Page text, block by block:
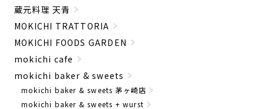
蔵元料理 天青
MOKICHI TRATTORIA
MOKICHI FOODS GARDEN
mokichi cafe
mokichi baker & sweets
mokichi baker & sweets 茅ヶ崎店
mokichi baker & sweets + wurst